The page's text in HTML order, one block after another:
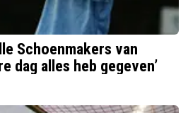
Schoenmakers van
dag alles heb gegeven’